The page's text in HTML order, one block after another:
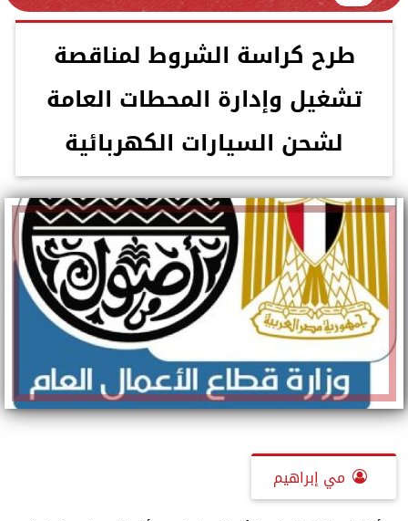
طرح كراسة الشروط لمناقصة
تشغيل وإدارة المحطات العامة
لشحن السيارات الكهربائية
مي إبراهيم